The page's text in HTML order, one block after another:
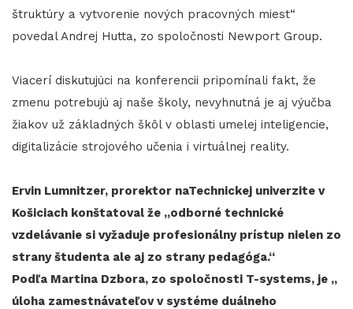
štruktúry a vytvorenie nových pracovných miest“
povedal Andrej Hutta, zo spoločnosti Newport Group.
Viacerí diskutujúci na konferencii pripomínali fakt, že
zmenu potrebujú aj naše školy, nevyhnutná je aj výučba
žiakov už základných škôl v oblasti umelej inteligencie,
digitalizácie strojového učenia i virtuálnej reality.
Ervin Lumnitzer, prorektor naTechnickej univerzite v
Košiciach konštatoval že „odborné technické
vzdelávanie si vyžaduje profesionálny prístup nielen zo
strany študenta ale aj zo strany pedagóga.“
Podľa Martina Dzbora, zo spoločnosti T-systems, je „
úloha zamestnávateľov v systéme duálneho